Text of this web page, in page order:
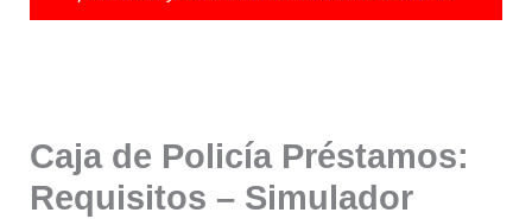
Caja de Policía Préstamos:
Requisitos – Simulador